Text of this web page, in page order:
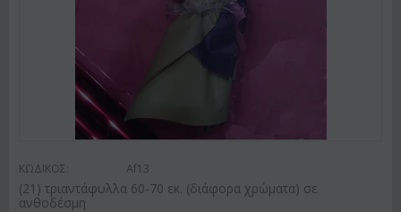
ΚΩΔΙΚΟΣ: Af13
(21) τριαντάφυλλα 60-70 εκ. (διάφορα χρώματα) σε
ανθοδέσμη